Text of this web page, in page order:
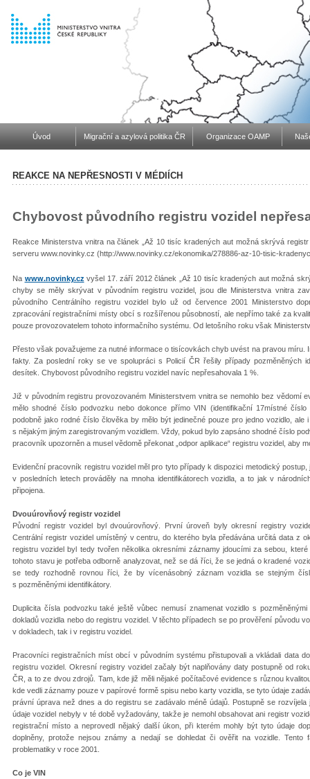
Úvod Migrační a azylová politika ČR Organizace OAMP
REAKCE NA NEPŘESNOSTI V MÉDIÍCH
Chybovost původního registru vozidel
Reakce Ministerstva vnitra na článek „Až 10 tisíc kradených aut možná skrývá
serveru www.novinky.cz (http://www.novinky.cz/ekonomika/278886-az-10-tisic-
Na www.novinky.cz vyšel 17. září 2012 článek „Až 10 tisíc kradených aut možná
chyby se měly skrývat v původním registru vozidel, jsou dle Ministerstva vnitra
původního Centrálního registru vozidel bylo už od července 2001 Ministerstvo
zpracování registračními místy obcí s rozšířenou působností, ale nepřímo také za
pouze provozovatelem tohoto informačního systému. Od letošního roku však
Přesto však považujeme za nutné informace o tisícovkách chyb uvést na pravou míru.
fakty. Za poslední roky se ve spolupráci s Policií ČR řešily případy pozměněných
desítek. Chybovost původního registru vozidel navíc nepřesahovala 1 %.
Již v původním registru provozovaném Ministerstvem vnitra se nemohlo bez vědomí
mělo shodné číslo podvozku nebo dokonce přímo VIN (identifikační 17místné
podobně jako rodné číslo člověka by mělo být jedinečné pouze pro jedno vozidlo,
s nějakým jiným zaregistrovaným vozidlem. Vždy, pokud bylo zapsáno shodné číslo
pracovník upozorněn a musel vědomě překonat „odpor aplikace“ registru vozidel, aby
Evidenční pracovník registru vozidel měl pro tyto případy k dispozici metodický
v posledních letech prováděly na mnoha identifikátorech vozidla, a to jak v
připojena.
Dvouúrovňový registr vozidel
Původní registr vozidel byl dvouúrovňový. První úroveň byly okresní registry
Centrální registr vozidel umístěný v centru, do kterého byla předávána určitá data z
registru vozidel byl tedy tvořen několika okresními záznamy jdoucími za sebou,
tohoto stavu je potřeba odborně analyzovat, než se dá říci, že se jedná o kradené
se tedy rozhodně rovnou říci, že by vícenásobný záznam vozidla se stejným
s pozměněnými identifikátory.
Duplicita čísla podvozku také ještě vůbec nemusí znamenat vozidlo s
dokladů vozidla nebo do registru vozidel. V těchto případech se po prověření původu
v dokladech, tak i v registru vozidel.
Pracovníci registračních míst obcí v původním systému přistupovali a vkládali data
registru vozidel. Okresní registry vozidel začaly být naplňovány daty postupně od
ČR, a to ze dvou zdrojů. Tam, kde již měli nějaké počítačové evidence s různou
kde vedli záznamy pouze v papírové formě spisu nebo karty vozidla, se tyto údaje
právní úprava než dnes a do registru se zadávalo méně údajů. Postupně se
údaje vozidel nebyly v té době vyžadovány, takže je nemohl obsahovat ani registr
registrační místo a neprovedl nějaký další úkon, při kterém mohly být tyto údaje
doplněny, protože nejsou známy a nedají se dohledat či ověřit na vozidle.
problematiky v roce 2001.
Co je VIN